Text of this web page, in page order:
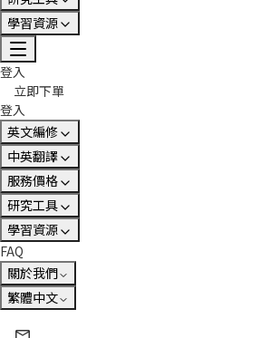
學習資源
登入
立即下單
登入
英文編修
中英翻譯
服務價格
研究工具
學習資源
FAQ
關於我們
繁體中文